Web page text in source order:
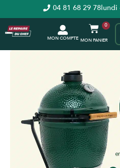
04 81 68 29 78lundi
MON COMPTE
0